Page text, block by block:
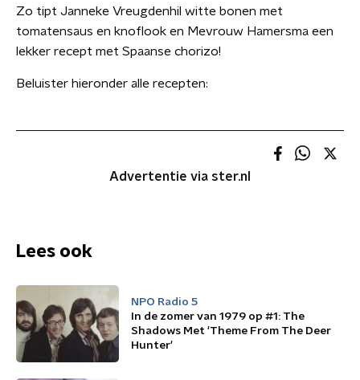
Zo tipt Janneke Vreugdenhil witte bonen met
tomatensaus en knoflook en Mevrouw Hamersma een
lekker recept met Spaanse chorizo!
Beluister hieronder alle recepten:
Advertentie via ster.nl
Lees ook
NPO Radio 5
In de zomer van 1979 op #1: The
Shadows Met 'Theme From The Deer
Hunter'